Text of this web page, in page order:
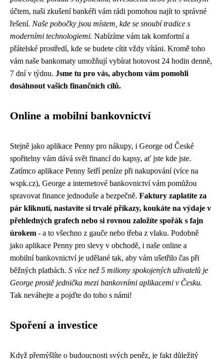
účtem, naši zkušení bankéři vám rádi pomohou najít to správné
řešení. Naše pobočky jsou místem, kde se snoubí tradice s
moderními technologiemi. Nabízíme vám tak komfortní a
přátelské prostředí, kde se budete cítit vždy vítáni. Kromě toho
vám naše bankomaty umožňují vybírat hotovost 24 hodin denně,
7 dní v týdnu. Jsme tu pro vás, abychom vám pomohli
dosáhnout vašich finančních cílů.
Online a mobilní bankovnictví
Stejně jako aplikace Penny pro nákupy, i George od České
spořitelny vám dává svět financí do kapsy, ať jste kde jste.
Zatímco aplikace Penny šetří peníze při nakupování (více na
wspk.cz), George a internetové bankovnictví vám pomůžou
spravovat finance jednoduše a bezpečně. Faktury zaplatíte za
pár kliknutí, nastavíte si trvalé příkazy, koukáte na výdaje v
přehledných grafech nebo si rovnou založíte spořák s fajn
úrokem - a to všechno z gauče nebo třeba z vlaku. Podobně
jako aplikace Penny pro slevy v obchodě, i naše online a
mobilní bankovnictví je udělané tak, aby vám ušetřilo čas při
běžných platbách. S více než 5 miliony spokojených uživatelů je
George prostě jednička mezi bankovními aplikacemi v Česku.
Tak neváhejte a pojďte do toho s námi!
Spoření a investice
Když přemýšlíte o budoucnosti svých peněz, je fakt důležitý